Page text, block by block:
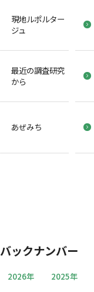
現地ルポルター
ジュ
最近の調査研究
から
あぜみち
バックナンバー
2026年 2025年